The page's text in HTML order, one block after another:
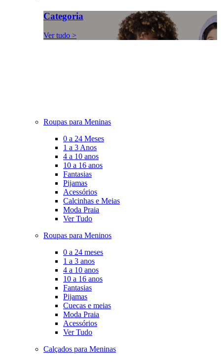
Categoria
Ver tudo >
Roupas para Meninas
0 a 24 Meses
1 a 3 Anos
4 a 10 anos
10 a 16 anos
Fantasias
Pijamas
Acessórios
Calcinhas e Meias
Moda Praia
Ver Tudo
Roupas para Meninos
0 a 24 meses
1 a 3 anos
4 a 10 anos
10 a 16 anos
Fantasias
Pijamas
Cuecas e meias
Moda Praia
Acessórios
Ver Tudo
Calçados para Meninas